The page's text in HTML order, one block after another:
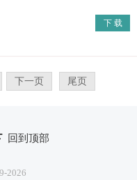
下 载
下一页 尾页
回到顶部
2026